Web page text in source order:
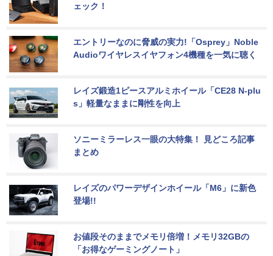
ェック！
エントリーなのに脅威の実力!「Osprey」Noble
Audioワイヤレスイヤフォン4機種を一気に聴く
レイズ鍛造1ピースアルミホイール「CE28 N-plu
s」軽量なままに剛性を向上
ソニーミラーレス一眼の大特集！ 見どころ記事
まとめ
レイズのパワーデザインホイール「M6」に新色
登場!!
お値段そのままでメモリ倍増！メモリ32GBの
「お得なゲーミングノート」